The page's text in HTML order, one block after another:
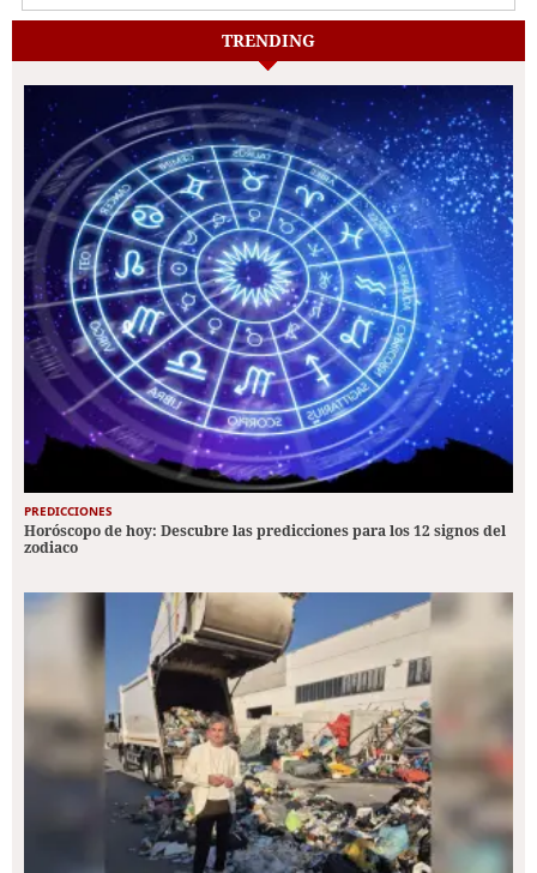
TRENDING
PREDICCIONES
Horóscopo de hoy: Descubre las predicciones para los 12 signos del
zodiaco